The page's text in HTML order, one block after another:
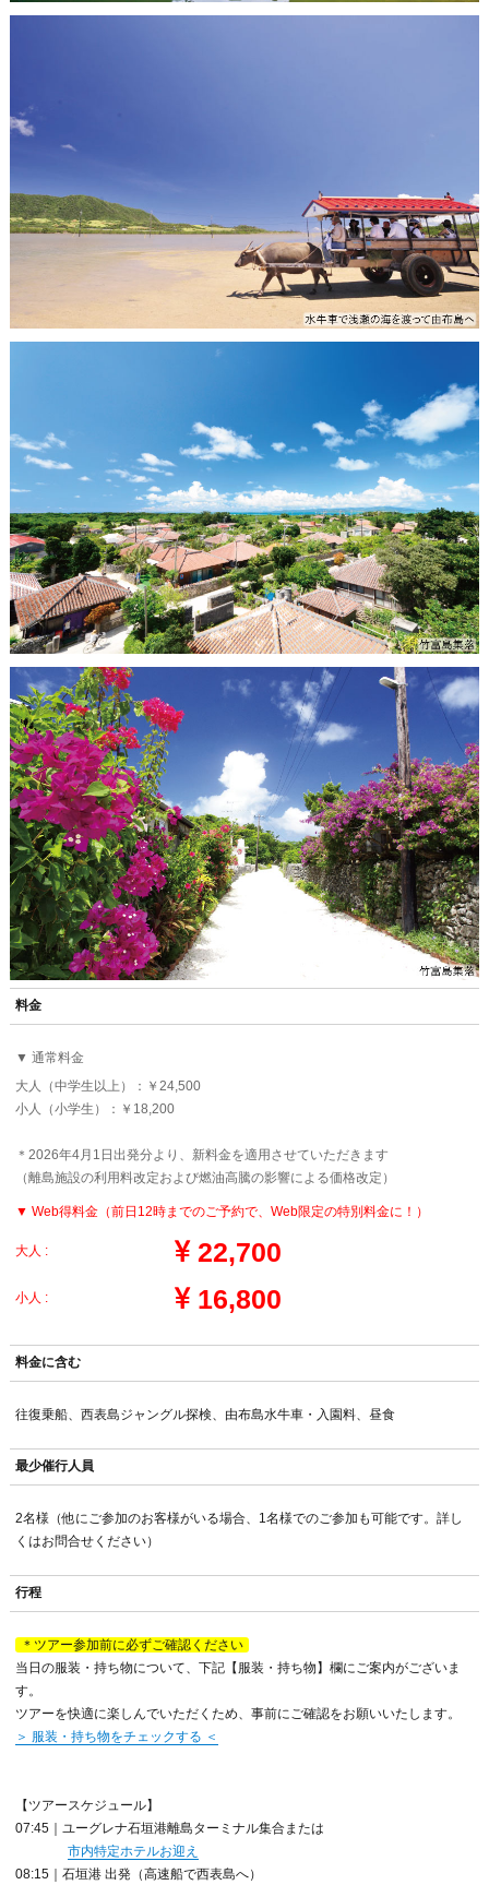
料金
▼ 通常料金
大人（中学生以上）：￥24,500
小人（小学生）：￥18,200
＊2026年4月1日出発分より、新料金を適用させていただきます
（離島施設の利用料改定および燃油高騰の影響による価格改定）
▼ Web得料金（前日12時までのご予約で、Web限定の特別料金に！）
大人 : 22,700
小人 : 16,800
料金に含む
往復乗船、西表島ジャングル探検、由布島水牛車・入園料、昼食
最少催行人員
2名様（他にご参加のお客様がいる場合、1名様でのご参加も可能です。詳し
くはお問合せください）
行程
＊ツアー参加前に必ずご確認ください
当日の服装・持ち物について、下記【服装・持ち物】欄にご案内がございま
す。
ツアーを快適に楽しんでいただくため、事前にご確認をお願いいたします。
＞ 服装・持ち物をチェックする ＜
【ツアースケジュール】
07:45｜ユーグレナ石垣港離島ターミナル集合または
市内特定ホテルお迎え
08:15｜石垣港 出発（高速船で西表島へ）